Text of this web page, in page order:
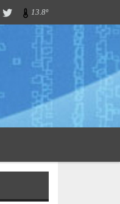
PUES..! "El
13.8º